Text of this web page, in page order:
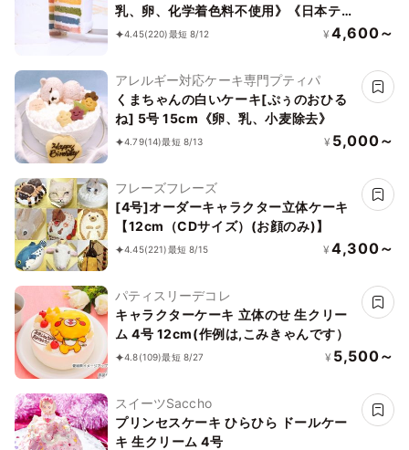
乳、卵、化学着色料不使用》《日本テレ
ビヒルナンデスの紹介作》【ベビー&キ
4.45(220)最短 8/12 ¥ 4,600～
アレルギー対応ケーキ専門プティパ
くまちゃんの白いケーキ[ぷぅのおひる
ね] 5号 15cm《卵、乳、小麦除去》
4.79(14)最短 8/13 ¥ 5,000～
フレーズフレーズ
[4号]オーダーキャラクター立体ケーキ
【12cm（CDサイズ）(お顔のみ)】
4.45(221)最短 8/15 ¥ 4,300～
パティスリーデコレ
キャラクターケーキ 立体のせ 生クリー
ム 4号 12cm(作例は,こみきゃんです）
4.8(109)最短 8/27 ¥ 5,500～
スイーツSaccho
プリンセスケーキ ひらひら ドールケー
キ 生クリーム 4号